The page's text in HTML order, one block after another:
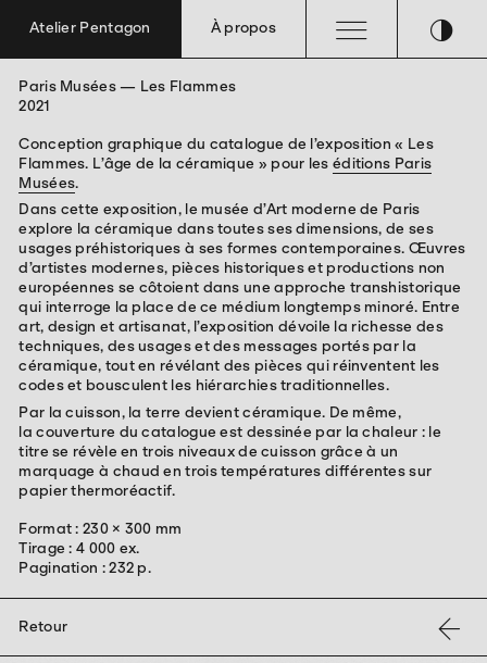
Atelier Pentagon À propos ≡ ◑
Édition Exposition
Paris Musées — Les Flammes
2021
Conception graphique du catalogue de l’exposition « Les
Flammes. L’âge de la céramique » pour les éditions Paris
Musées.
Dans cette exposition, le musée d’Art moderne de Paris
explore la céramique dans toutes ses dimensions, de ses
usages préhistoriques à ses formes contemporaines. Œuvres
d’artistes modernes, pièces historiques et productions non
européennes se côtoient dans une approche transhistorique
qui interroge la place de ce médium longtemps minoré. Entre
art, design et artisanat, l’exposition dévoile la richesse des
techniques, des usages et des messages portés par la
céramique, tout en révélant des pièces qui réinventent les
codes et bousculent les hiérarchiestraditionnelles.
Par la cuisson, la terre devient céramique. De même,
la couverture du catalogue est dessinée par la chaleur : le
titre se révèle en trois niveaux de cuisson grâce à un
marquage à chaud en trois températures différentes sur
papier thermoréactif.
Format : 230 × 300 mm
Tirage : 4 000 ex.
Pagination : 232 p.
Retour ←